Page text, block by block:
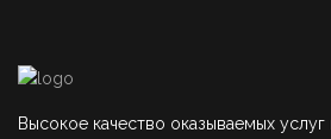
Высокое качество оказываемых